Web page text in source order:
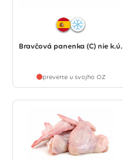
Bravčová panenka (C) nie k.ú.
preverte u svojho OZ